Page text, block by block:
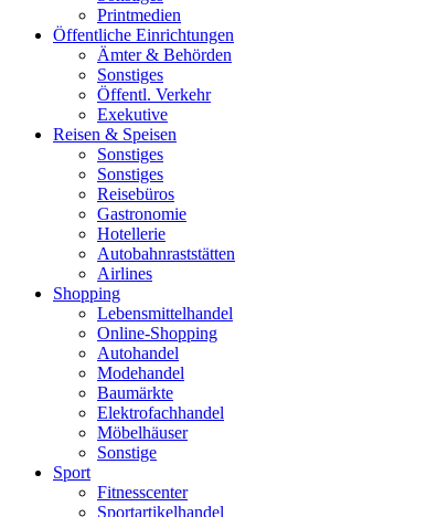
Printmedien
Öffentliche Einrichtungen
Ämter & Behörden
Sonstiges
Öffentl. Verkehr
Exekutive
Reisen & Speisen
Sonstiges
Sonstiges
Reisebüros
Gastronomie
Hotellerie
Autobahnraststätten
Airlines
Shopping
Lebensmittelhandel
Online-Shopping
Autohandel
Modehandel
Baumärkte
Elektrofachhandel
Möbelhäuser
Sonstige
Sport
Fitnesscenter
Sportartikelhandel